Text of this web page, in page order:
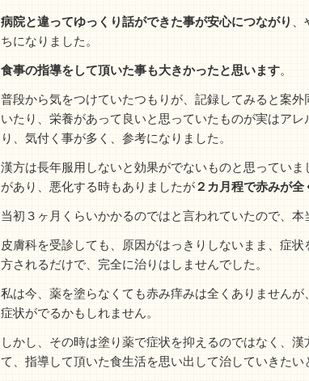
病院と違ってゆっくり話ができた事が安心につながり
ちになりました。
食事の指導をして頂いた事も大きかったと思います。
普段から気をつけていたつもりが、記録してみると案外
いたり、栄養があって良いと思っていたものが実はアレ
り、気付く事が多く、参考になりました。
漢方は長年服用しないと効果がでないものと思ってい
があり、悪化する時もありましたが ２カ月程で赤みが
当初３ヶ月くらいかかるのではと言われていたので、本
皮膚科を受診しても、原因がはっきりしないまま、症
方されるだけで、完全に治りはしませんでした。
私は今、薬を塗らなくても赤み痒みは全くありません
症状がでるかもしれません。
しかし、その時は塗り薬で症状を抑えるのではなく、漢
て、指導して頂いた食生活を思い出して治していきたい